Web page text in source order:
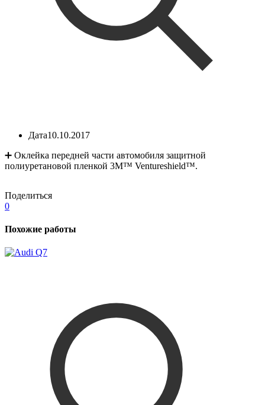
Дата10.10.2017
➕ Оклейка передней части автомобиля защитной
полиуретановой пленкой 3М™ Ventureshield™.
Поделиться
0
Похожие работы